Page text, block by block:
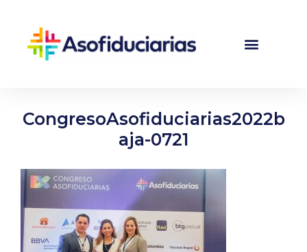
CongresoAsofiduciarias2022b
aja-0721